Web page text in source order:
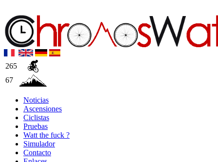
265
67
Noticias
Ascensiones
Ciclistas
Pruebas
Watt the fuck ?
Simulador
Contacto